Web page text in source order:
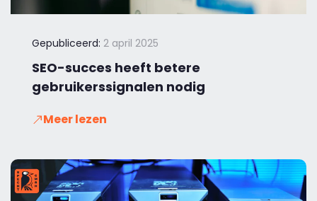
Gepubliceerd: 2 april 2025
SEO-succes heeft betere
gebruikerssignalen nodig
Meer lezen